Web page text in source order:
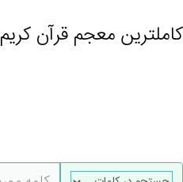
کاملترین معجم قرآن کریم